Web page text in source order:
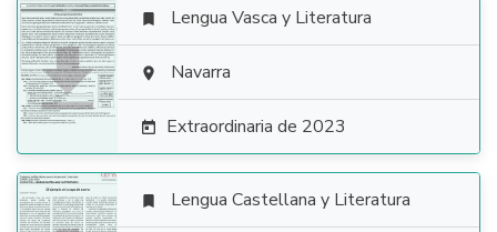

 Lengua Vasca y Literatura
 Navarra
 Extraordinaria de 2023
 Lengua Castellana y Literatura